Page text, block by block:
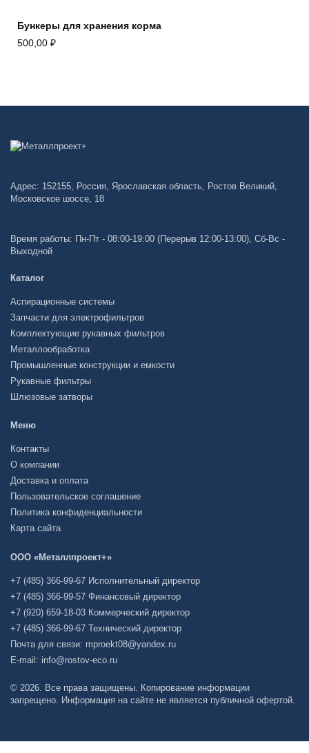
Бункеры для хранения корма
500,00 ₽
Адрес: 152155, Россия, Ярославская область, Ростов Великий,
Московское шоссе, 18
Время работы: Пн-Пт - 08:00-19:00 (Перерыв 12:00-13:00), Сб-Вс -
Выходной
Каталог
Аспирационные системы
Запчасти для электрофильтров
Комплектующие рукавных фильтров
Металлообработка
Промышленные конструкции и емкости
Рукавные фильтры
Шлюзовые затворы
Меню
Контакты
О компании
Доставка и оплата
Пользовательское соглашение
Политика конфиденциальности
Карта сайта
ООО «Металлпроект+»
+7 (485) 366-99-67 Исполнительный директор
+7 (485) 366-99-57 Финансовый директор
+7 (920) 659-18-03 Коммерческий директор
+7 (485) 366-99-67 Технический директор
Почта для связи: mproekt08@yandex.ru
E-mail: info@rostov-eco.ru
© 2026. Все права защищены. Копирование информации
запрещено. Информация на сайте не является публичной офертой.